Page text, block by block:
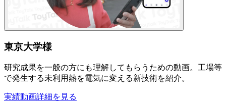
東京大学様
研究成果を一般の方にも理解してもらうための動画。工場等
で発生する未利用熱を電気に変える新技術を紹介。
実績動画詳細を見る